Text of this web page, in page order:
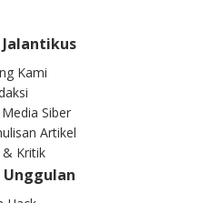
Kami
Siber
Artikel
& Kritik